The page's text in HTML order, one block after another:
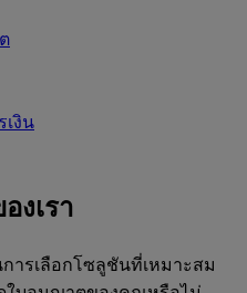
เงิน
งเรา
ารเลือกโซลูชันที่เหมาะสม